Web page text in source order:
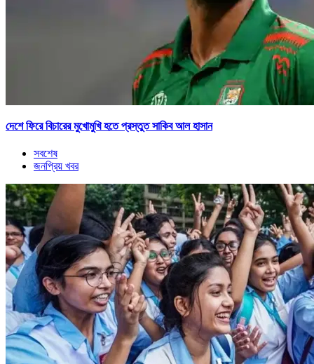
দেশে ফিরে বিচারের মুখোমুখি হতে প্রস্তুত সাকিব আল হাসান
সবশেষ
জনপ্রিয় খবর